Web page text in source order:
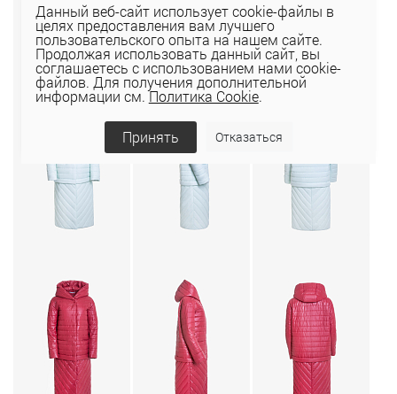
Данный веб-сайт использует cookie-файлы в
целях предоставления вам лучшего
пользовательского опыта на нашем сайте.
Продолжая использовать данный сайт, вы
соглашаетесь с использованием нами cookie-
файлов. Для получения дополнительной
информации см.Политика Cookie.
Принять Отказаться